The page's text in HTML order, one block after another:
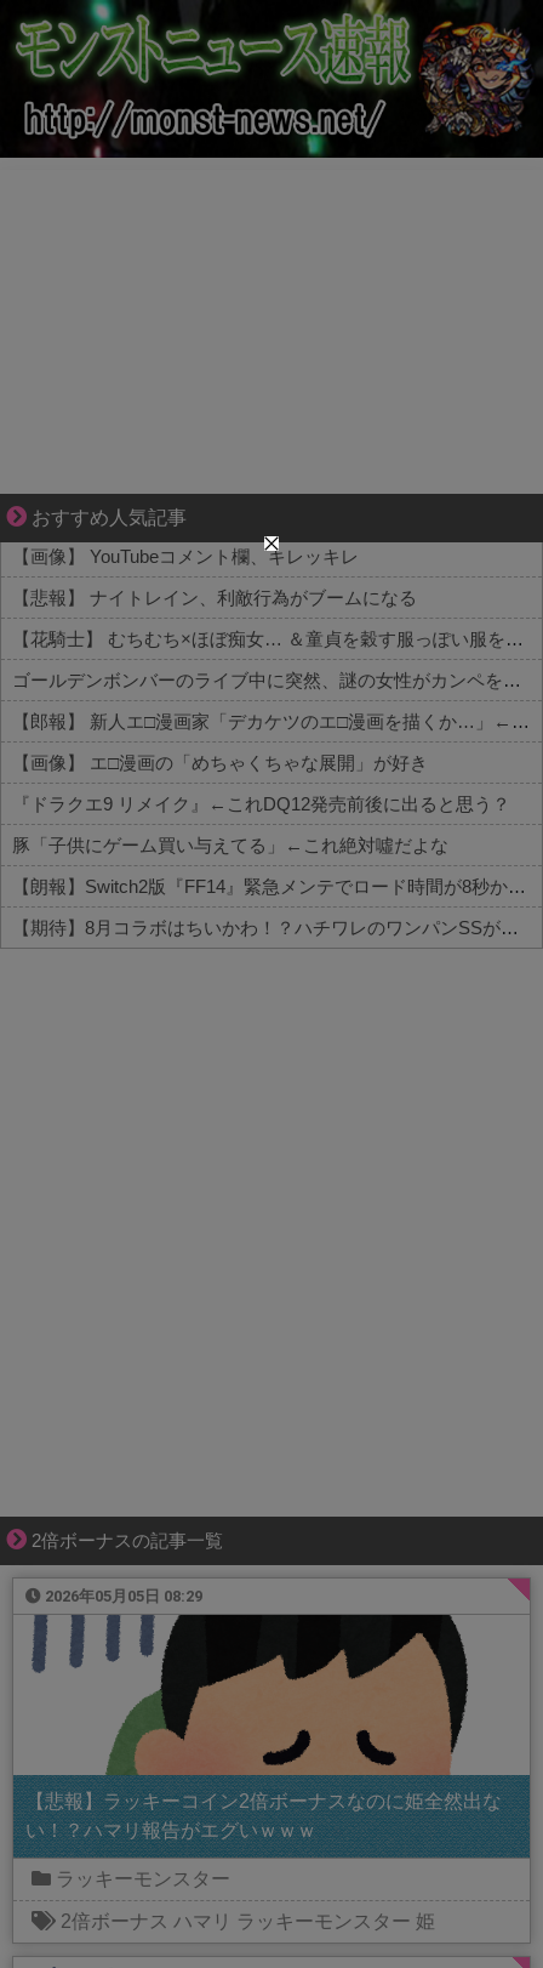
おすすめ人気記事
知らない土地で、主婦は孤独になる
【画像】 YouTubeコメント欄、キレッキレ
【悲報】 ナイトレイン、利敵行為がブームになる
【花騎士】 むちむち×ほぼ痴女… ＆童貞を穀す服っぽい服をきたホウオウボクへの反応！！！
ゴールデンボンバーのライブ中に突然、謎の女性がカンペを持って、ステージ上に乱入！→演出かと思いきや、とんでもなくガチでやばすぎる大事故に・...
【郎報】 新人エ□漫画家「デカケツのエ□漫画を描くか…」←1000万円稼いでしまう
【画像】 エ□漫画の「めちゃくちゃな展開」が好き
『ドラクエ9 リメイク』←これDQ12発売前後に出ると思う？
豚「子供にゲーム買い与えてる」←これ絶対噓だよな
【朗報】Switch2版『FF14』緊急メンテでロード時間が8秒から6秒に 信者いわく爆速で技術力すごい
【期待】8月コラボはちいかわ！？ハチワレのワンパンSSが想像されてしまう
2倍ボーナスの記事一覧
2026年05月05日 08:29
【悲報】ラッキーコイン2倍ボーナスなのに姫全然出な
い！？ハマリ報告がエグいｗｗｗ
ラッキーモンスター
2倍ボーナス ハマリ ラッキーモンスター 姫